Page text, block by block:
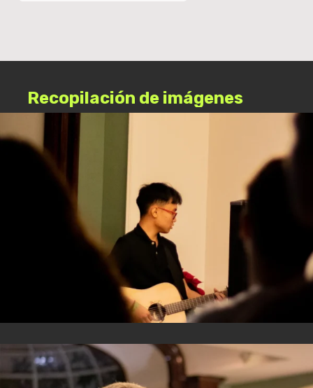
Recopilación de imágenes